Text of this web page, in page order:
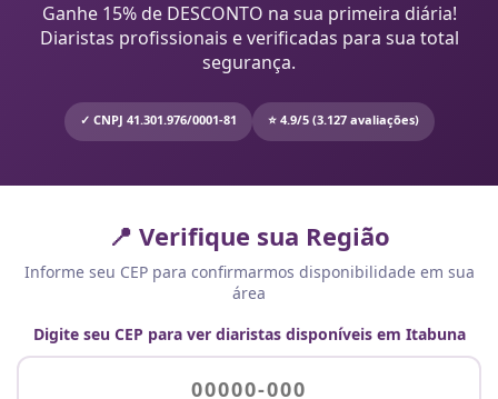
Ganhe 15% de DESCONTO na sua primeira diária!
Diaristas profissionais e verificadas para sua total
segurança.
✓ CNPJ 41.301.976/0001-81 ⭐ 4.9/5 (3.127 avaliações)
📍 Verifique sua Região
Informe seu CEP para confirmarmos disponibilidade em sua
área
Digite seu CEP para ver diaristas disponíveis em Itabuna